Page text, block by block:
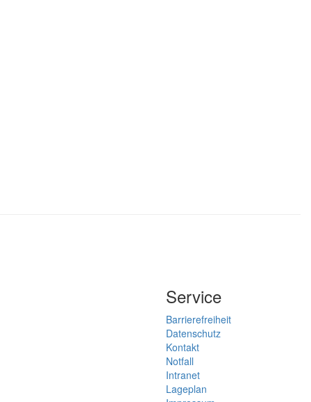
Service
Barrierefreiheit
Datenschutz
Kontakt
Notfall
Intranet
Lageplan